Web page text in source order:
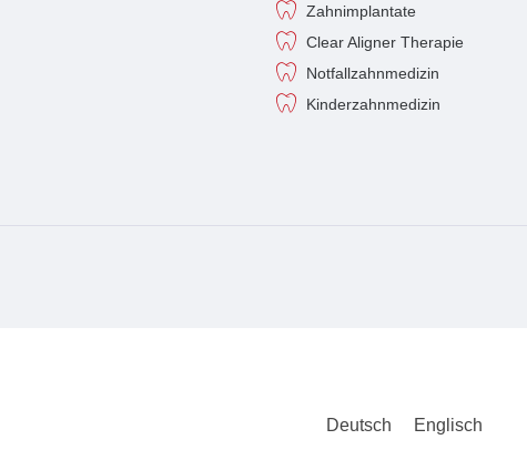
Zahnimplantate
Clear Aligner Therapie
Notfallzahnmedizin
Kinderzahnmedizin
Deutsch Englisch